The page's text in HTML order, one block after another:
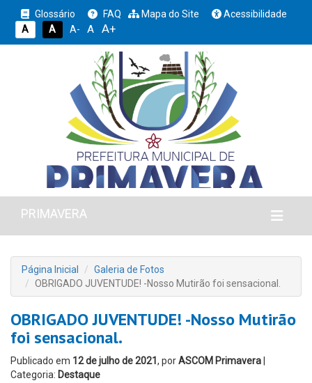
Glossário FAQ Mapa do Site
Acessibilidade
A
A A- A A+
PRIMAVERA
Página Inicial
Galeria de Fotos
OBRIGADO JUVENTUDE! -Nosso Mutirão foi sensacional.
OBRIGADO JUVENTUDE! -Nosso Mutirão
foi sensacional.
Publicado em 12 de julho de 2021 , porASCOM Primavera
Categoria: Destaque